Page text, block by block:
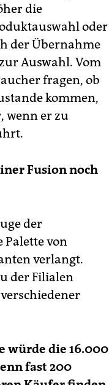
die
oder
der Übernahme
Auswahl. Vom
fragen, ob
kommen,
wenn er zu
Fusion noch
der
Palette von
verlangt.
der Filialen
würde die 16.000
fast 200